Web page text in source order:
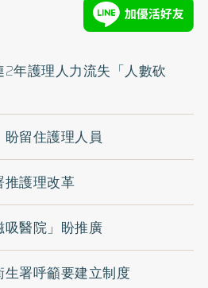
年護理人力流失「人數砍
留住護理人員
推護理改革
醫院」盼推廣
署呼籲要建立制度